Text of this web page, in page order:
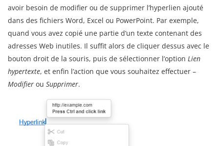
avoir besoin de modifier ou de supprimer l’hyperlien ajouté
dans des fichiers Word, Excel ou PowerPoint. Par exemple,
quand vous avez copié une partie d’un texte contenant des
adresses Web inutiles. Il suffit alors de cliquer dessus avec le
bouton droit de la souris, puis de sélectionner l’option Lien
hypertexte, et enfin l’action que vous souhaitez effectuer –
Modifier ou Supprimer.